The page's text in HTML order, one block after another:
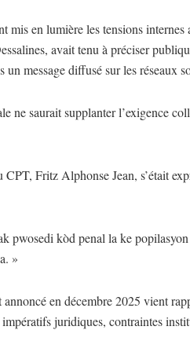
mis en lumière les tensions
avait tenu à préciser
un message diffusé sur les réseaux
ne saurait supplanter l’exigence
CPT, Fritz Alphonse Jean, s’était
pwosedi kòd penal la ke
»
en décembre 2025 vient
juridiques, contraintes